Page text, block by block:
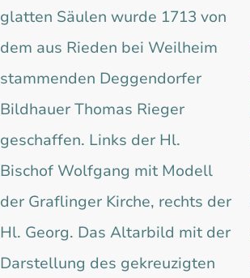
glatten Säulen wurde 1713 von
dem aus Rieden bei Weilheim
stammenden Deggendorfer
Bildhauer Thomas Rieger
geschaffen. Links der Hl.
Bischof Wolfgang mit Modell
der Graflinger Kirche, rechts der
Hl. Georg. Das Altarbild mit der
Darstellung des gekreuzigten